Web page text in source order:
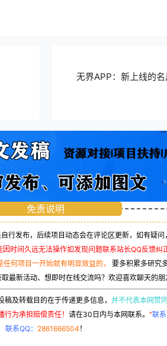
无界APP：新上线的
免责说明
发布，后续项目动态会在评论区更新，如有疑问
间久远无法操作如发现问题联系站长QQ反馈纠
任何项目一开始就有明显效益的，
要多积累多研究
最新活动、想即时在线交流吗？欢迎喜欢聊天的朋
及转载目的在于传递更多信息， 并不代表本网赞
行为承担赔偿责任！ 请在30日内与本网联系。 “联
联系QQ： 2861666504 ！